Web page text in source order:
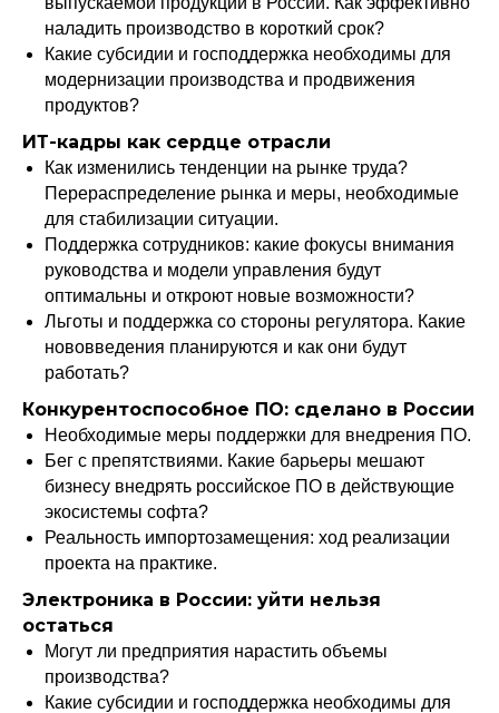
наладить производство в короткий срок?
Какие субсидии и господдержка необходимы для
модернизации производства и продвижения
продуктов?
ИТ-кадры как сердце отрасли
Как изменились тенденции на рынке труда?
Перераспределение рынка и меры, необходимые
для стабилизации ситуации.
Поддержка сотрудников: какие фокусы внимания
руководства и модели управления будут
оптимальны и откроют новые возможности?
Льготы и поддержка со стороны регулятора. Какие
нововведения планируются и как они будут
работать?
Конкурентоспособное ПО: сделано в России
Необходимые меры поддержки для внедрения ПО.
Бег с препятствиями. Какие барьеры мешают
бизнесу внедрять российское ПО в действующие
экосистемы софта?
Реальность импортозамещения: ход реализации
проекта на практике.
Электроника в России: уйти нельзя
остаться
Могут ли предприятия нарастить объемы
производства?
Какие субсидии и господдержка необходимы для